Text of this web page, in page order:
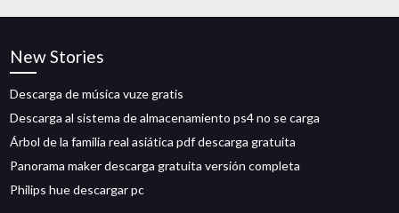
New Stories
Descarga de música vuze gratis
Descarga al sistema de almacenamiento ps4 no se carga
Árbol de la familia real asiática pdf descarga gratuita
Panorama maker descarga gratuita versión completa
Philips hue descargar pc